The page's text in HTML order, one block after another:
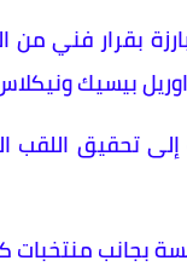
بقرار فني من
اوريل بيسيك
تحقيق اللقب
بجانب منتخبات